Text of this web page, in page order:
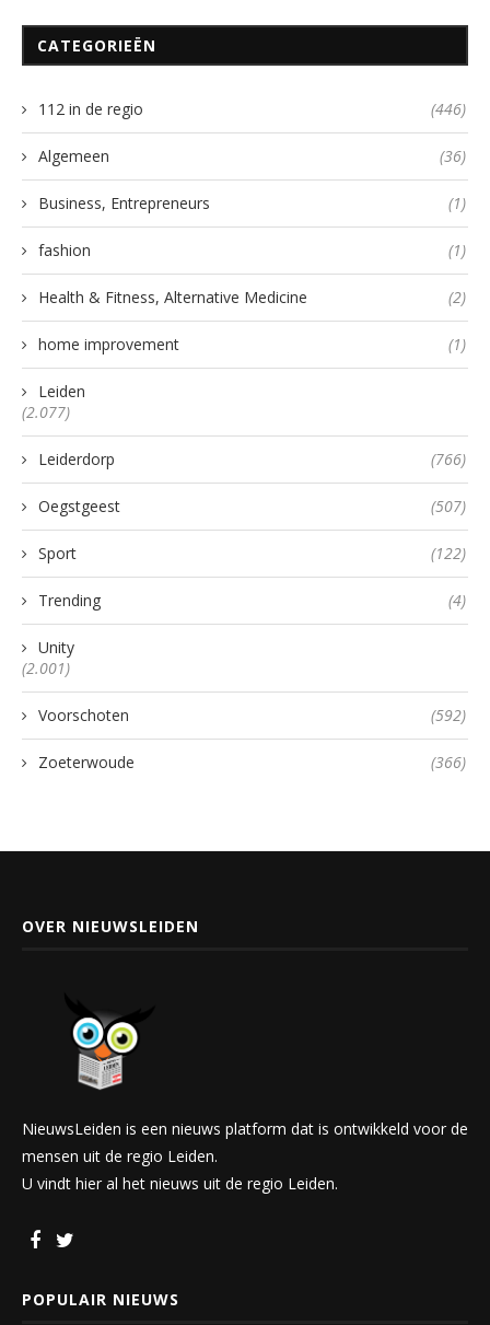
CATEGORIEËN
112 in de regio (446)
Algemeen (36)
Business, Entrepreneurs (1)
fashion (1)
Health & Fitness, Alternative Medicine (2)
home improvement (1)
Leiden
(2.077)
Leiderdorp (766)
Oegstgeest (507)
Sport (122)
Trending (4)
Unity
(2.001)
Voorschoten (592)
Zoeterwoude (366)
OVER NIEUWSLEIDEN
NieuwsLeiden is een nieuws platform dat is ontwikkeld voor de
mensen uit de regio Leiden.
U vindt hier al het nieuws uit de regio Leiden.
POPULAIR NIEUWS